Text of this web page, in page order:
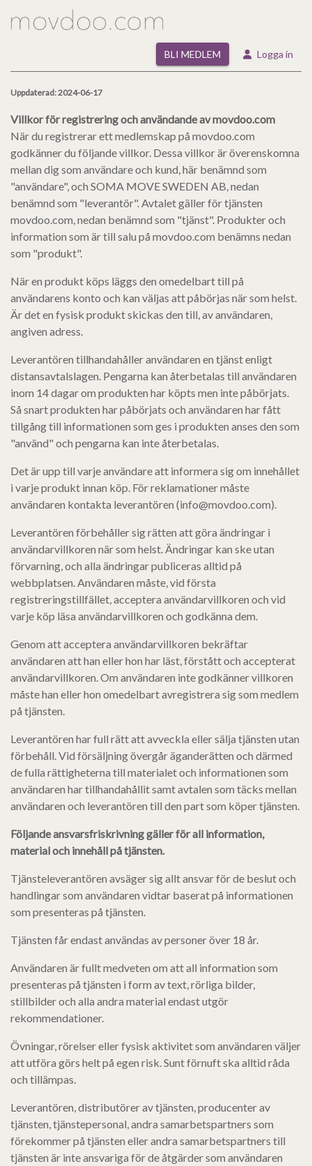
BLI MEDLEM Logga in
Uppdaterad: 2024-06-17
Villkor för registrering och användande av movdoo.com
När du registrerar ett medlemskap på movdoo.com
godkänner du följande villkor. Dessa villkor är överenskomna
mellan dig som användare och kund, här benämnd som
"användare", och SOMA MOVE SWEDEN AB, nedan
benämnd som "leverantör". Avtalet gäller för tjänsten
movdoo.com, nedan benämnd som "tjänst". Produkter och
information som är till salu på movdoo.com benämns nedan
som "produkt".
När en produkt köps läggs den omedelbart till på
användarens konto och kan väljas att påbörjas när som helst.
Är det en fysisk produkt skickas den till, av användaren,
angiven adress.
Leverantören tillhandahåller användaren en tjänst enligt
distansavtalslagen. Pengarna kan återbetalas till användaren
inom 14 dagar om produkten har köpts men inte påbörjats.
Så snart produkten har påbörjats och användaren har fått
tillgång till informationen som ges i produkten anses den som
"använd" och pengarna kan inte återbetalas.
Det är upp till varje användare att informera sig om innehållet
i varje produkt innan köp. För reklamationer måste
användaren kontakta leverantören (info@movdoo.com).
Leverantören förbehåller sig rätten att göra ändringar i
användarvillkoren när som helst. Ändringar kan ske utan
förvarning, och alla ändringar publiceras alltid på
webbplatsen. Användaren måste, vid första
registreringstillfället, acceptera användarvillkoren och vid
varje köp läsa användarvillkoren och godkänna dem.
Genom att acceptera användarvillkoren bekräftar
användaren att han eller hon har läst, förstått och accepterat
användarvillkoren. Om användaren inte godkänner villkoren
måste han eller hon omedelbart avregistrera sig som medlem
på tjänsten.
Leverantören har full rätt att avveckla eller sälja tjänsten utan
förbehåll. Vid försäljning övergår äganderätten och därmed
de fulla rättigheterna till materialet och informationen som
användaren har tillhandahållit samt avtalen som täcks mellan
användaren och leverantören till den part som köper tjänsten.
Följande ansvarsfriskrivning gäller för all information,
material och innehåll på tjänsten.
Tjänsteleverantören avsäger sig allt ansvar för de beslut och
handlingar som användaren vidtar baserat på informationen
som presenteras på tjänsten.
Tjänsten får endast användas av personer över 18 år.
Användaren är fullt medveten om att all information som
presenteras på tjänsten i form av text, rörliga bilder,
stillbilder och alla andra material endast utgör
rekommendationer.
Övningar, rörelser eller fysisk aktivitet som användaren väljer
att utföra görs helt på egen risk. Sunt förnuft ska alltid råda
och tillämpas.
Leverantören, distributörer av tjänsten, producenter av
tjänsten, tjänstepersonal, andra samarbetspartners som
förekommer på tjänsten eller andra samarbetspartners till
tjänsten är inte ansvariga för de åtgärder som användaren